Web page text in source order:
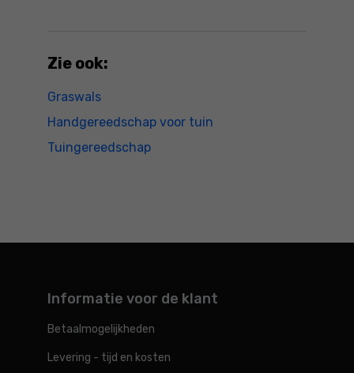
Zie ook:
Graswals
Handgereedschap voor tuin
Tuingereedschap
Informatie voor de klant
Betaalmogelijkheden
Levering - tijd en kosten